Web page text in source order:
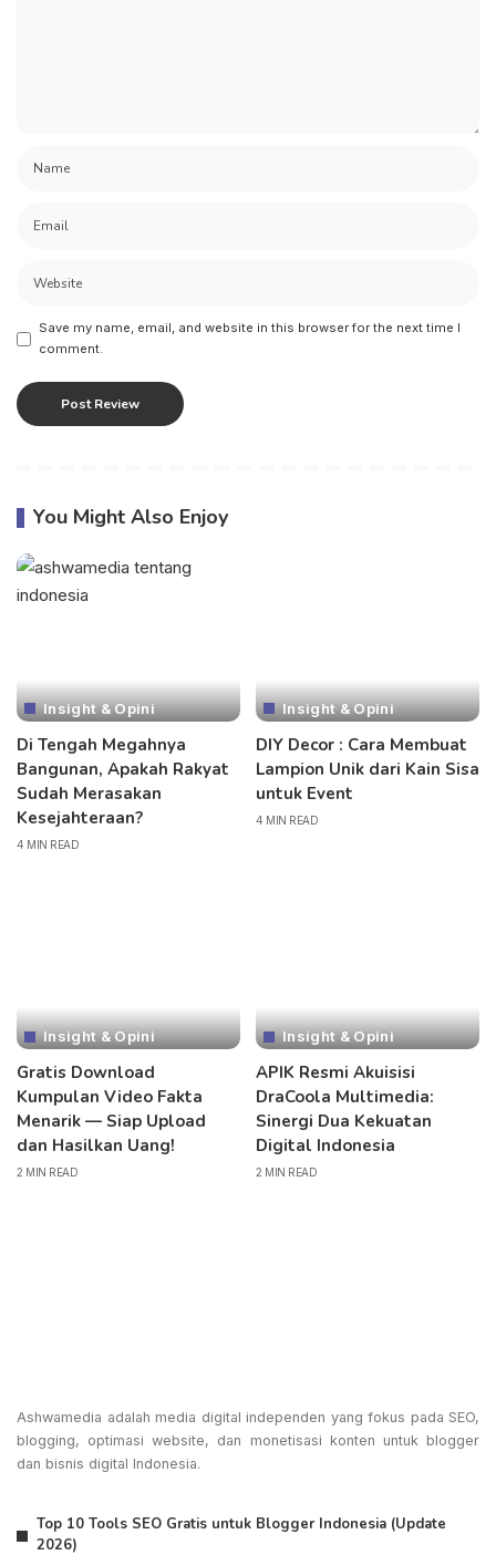
Save my name, email, and website in this browser for the next time I
comment.
You Might Also Enjoy
Insight & Opini
Di Tengah Megahnya
Bangunan, Apakah Rakyat
Sudah Merasakan
Kesejahteraan?
4 MIN READ
Insight & Opini
DIY Decor : Cara Membuat
Lampion Unik dari Kain Sisa
untuk Event
4 MIN READ
Insight & Opini
Gratis Download
Kumpulan Video Fakta
Menarik — Siap Upload
dan Hasilkan Uang!
2 MIN READ
Insight & Opini
APIK Resmi Akuisisi
DraCoola Multimedia:
Sinergi Dua Kekuatan
Digital Indonesia
2 MIN READ
Ashwamedia adalah media digital independen yang fokus pada SEO,
blogging, optimasi website, dan monetisasi konten untuk blogger
dan bisnis digital Indonesia.
Top 10 Tools SEO Gratis untuk Blogger Indonesia (Update
2026)